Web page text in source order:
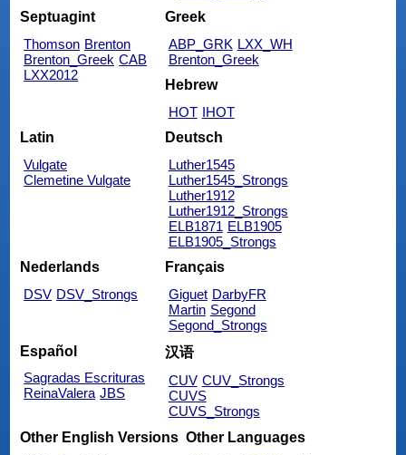
Septuagint
Thomson Brenton
Brenton_Greek CAB
LXX2012
Greek
ABP_GRK LXX_WH
Brenton_Greek
Hebrew
HOT IHOT
Latin
Vulgate
Clemetine Vulgate
Deutsch
Luther1545
Luther1545_Strongs
Luther1912
Luther1912_Strongs
ELB1871 ELB1905
ELB1905_Strongs
Nederlands
DSV DSV_Strongs
Français
Giguet DarbyFR
Martin Segond
Segond_Strongs
Español
Sagradas Escrituras
ReinaValera JBS
汉语
CUV CUV_Strongs
CUVS
CUVS_Strongs
Other English Versions Other Languages